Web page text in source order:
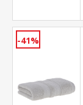
-41%